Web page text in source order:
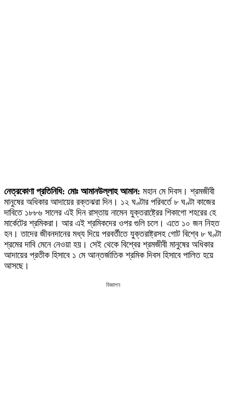
নেত্রকোণা প্রতিনিধি: মোঃ আমানউল্লাহ আমান: মহান মে দিবস। শ্রমজীবী
মানুষের অধিকার আদায়ের রক্তঝরা দিন। ১২ ঘণ্টার পরিবর্তে ৮ ঘণ্টা কাজের
দাবিতে ১৮৮৬ সালের এই দিন রাস্তায় নামেন যুক্তরাষ্ট্রের শিকাগো শহরের হে
মার্কেটের শ্রমিকরা। আর এই শ্রমিকদের ওপর গুলি চলে। এতে ১০ জন নিহত
হন। তাদের জীবনদানের মধ্য দিয়ে পরবর্তীতে যুক্তরাষ্ট্রসহ গোট বিশ্বে ৮ ঘণ্টা
শ্রমের দাবি মেনে নেওয়া হয়। সেই থেকে বিশ্বের শ্রমজীবী মানুষের অধিকার
আদায়ের প্রতীক হিসাবে ১ মে আন্তর্জাতিক শ্রমিক দিবস হিসাবে পালিত হয়ে
আসছে।
বিজ্ঞাপন